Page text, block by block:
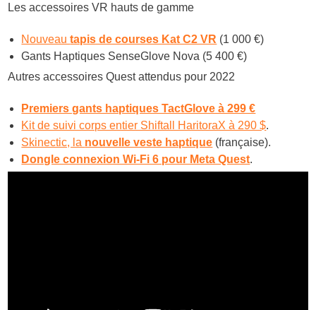
Les accessoires VR hauts de gamme
Nouveautapis de courses Kat C2 VR (1 000 €)
Gants Haptiques SenseGlove Nova (5 400 €)
Autres accessoires Quest attendus pour 2022
Premiers gants haptiques TactGlove à 299 €
Kit de suivi corps entier Shiftall HaritoraX à 290 $.
Skinectic, la nouvelle veste haptique (française).
Dongle connexion Wi-Fi 6 pour Meta Quest.